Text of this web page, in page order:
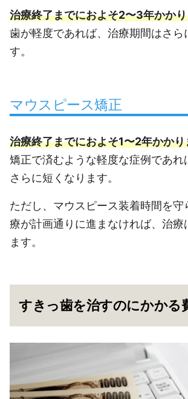
治療終了までにおよそ2〜3年かか
歯が軽度であれば、治療期間はさら
す。
マウスピース矯正
治療終了までにおよそ1〜2年かかり
矯正で済むような軽度な症例であれ
さらに短くなります。
ただし、マウスピース装着時間を守
療が計画通りに進まなければ、治療
ます。
すきっ歯を治すのにかかる